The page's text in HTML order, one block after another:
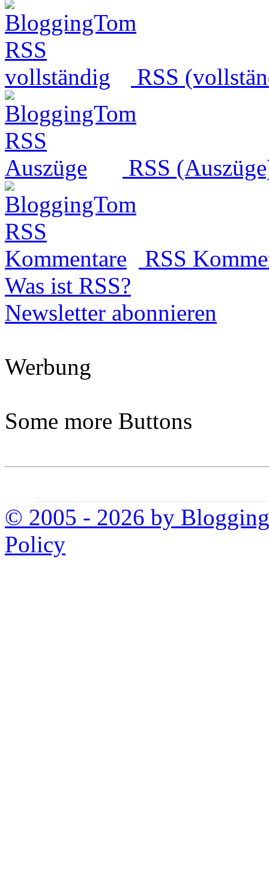
RSS
RSS
RSS
Was ist RSS?
Newsletter abonnieren
Werbung
Some more Buttons
© 2005 - 2026 by
Policy